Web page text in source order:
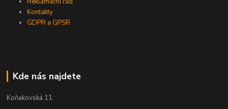
Kontakty
GDPR a GPSR
Kde nás najdete
Koňakovská 11